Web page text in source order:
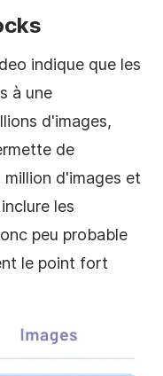
indique que les
à une
d'images,
de
d'images et
les
peu probable
le point fort